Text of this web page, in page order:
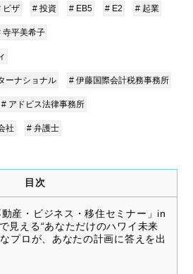
ビザ # 投資 # EB5 # E2 # 起業
寺平美希子
ーナショナル # 伊藤国際会計税務事務所
# アドビス法律事務所
社 # 弁護士
目次
産・ビジネス・移住セミナー」in
見える“あなただけのハワイ未来
ロが、あなたの計画に答えを出